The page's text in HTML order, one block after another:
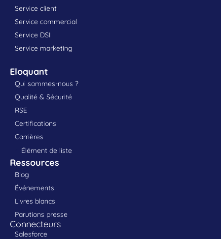
Service client
Service commercial
Service DSI
Service marketing
Eloquant
Qui sommes-nous ?
Qualité & Sécurité
RSE
Certifications
Carrières
Élément de liste
Ressources
Blog
Événements
Livres blancs
Parutions presse
Connecteurs
Salesforce